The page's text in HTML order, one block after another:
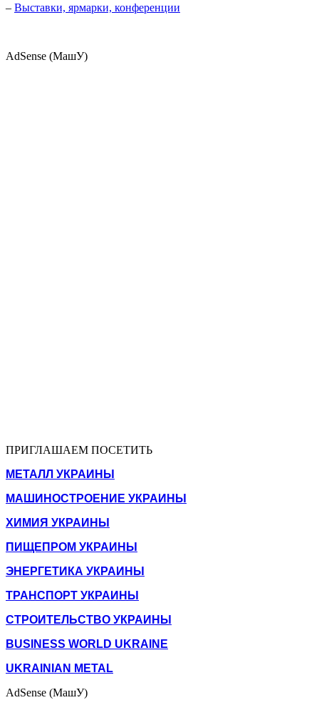
– Выставки, ярмарки, конференции
AdSense (МашУ)
ПРИГЛАШАЕМ ПОСЕТИТЬ
МЕТАЛЛ УКРАИНЫ
МАШИНОСТРОЕНИЕ УКРАИНЫ
ХИМИЯ УКРАИНЫ
ПИЩЕПРОМ УКРАИНЫ
ЭНЕРГЕТИКА УКРАИНЫ
ТРАНСПОРТ УКРАИНЫ
СТРОИТЕЛЬСТВО УКРАИНЫ
BUSINESS WORLD UKRAINE
UKRAINIAN METAL
AdSense (МашУ)